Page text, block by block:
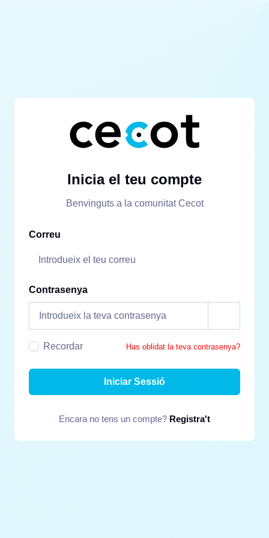
Inicia el teu compte
Benvinguts a la comunitat Cecot
Correu
Contrasenya
Recordar Has oblidat la teva contrasenya?
Iniciar Sessió
Encara no tens un compte? Registra't